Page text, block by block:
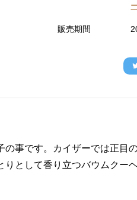
販売期間
事です。カイザーでは正目
として香り立つバウムクー